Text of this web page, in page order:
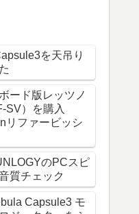
を天吊り
ード版レッツノ
SV）を購入
リファービッシ
のPCスピ
質チェック
Capsule3 モ